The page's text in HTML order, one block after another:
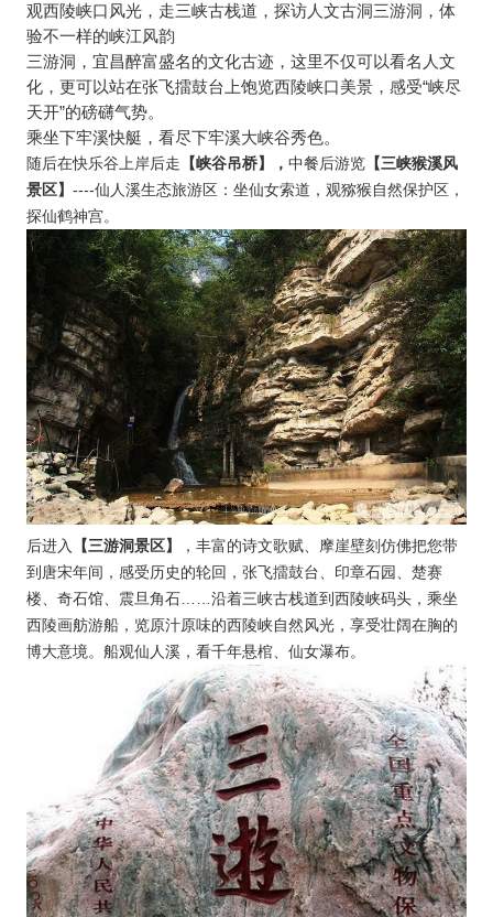
观西陵峡口风光，走三峡古栈道，探访人文古洞三游洞，体
验不一样的峡江风韵
三游洞，宜昌醉富盛名的文化古迹，这里不仅可以看名人文
化，更可以站在张飞擂鼓台上饱览西陵峡口美景，感受“峡尽
天开”的磅礴气势。
乘坐下牢溪快艇，看尽下牢溪大峡谷秀色。
随后在快乐谷上岸后走 【峡谷吊桥】， 中餐后游览 【三峡猴溪风
景区】 ----仙人溪生态旅游区：坐仙女索道，观猕猴自然保护区，
探仙鹤神宫。
后进入 【三游洞景区】
，丰富的诗文歌赋、摩崖壁刻仿佛把您带
到唐宋年间，感受历史的轮回，张飞擂鼓台、印章石园、楚赛
楼、奇石馆、震旦角石……沿着三峡古栈道到西陵峡码头，乘坐
西陵画舫游船，览原汁原味的西陵峡自然风光，享受壮阔在胸的
博大意境。船观仙人溪，看千年悬棺、仙女瀑布。